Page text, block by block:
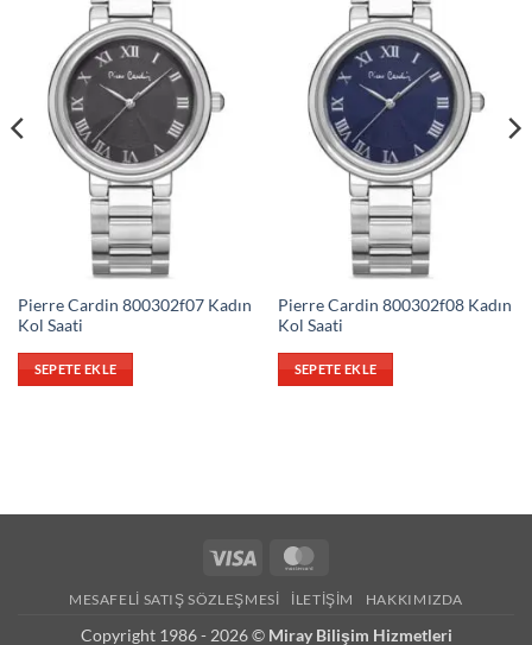
Pierre Cardin 800302f07 Kadın
Kol Saati
SEPETE EKLE
Pierre Cardin 800302f08 Kadın
Kol Saati
SEPETE EKLE
Visa
MESAFELI SATIŞ SÖZLEŞMESI İLETIŞIM HAKKIMIZDA
Copyright 1986 - 2026 © Miray Bilişim Hizmetleri